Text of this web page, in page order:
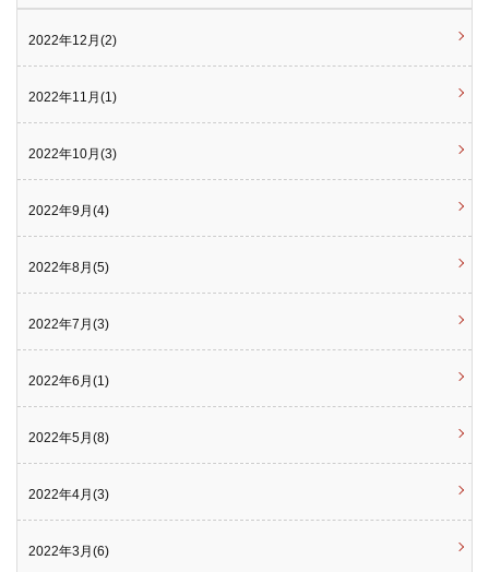
2022年12月(2)
2022年11月(1)
2022年10月(3)
2022年9月(4)
2022年8月(5)
2022年7月(3)
2022年6月(1)
2022年5月(8)
2022年4月(3)
2022年3月(6)